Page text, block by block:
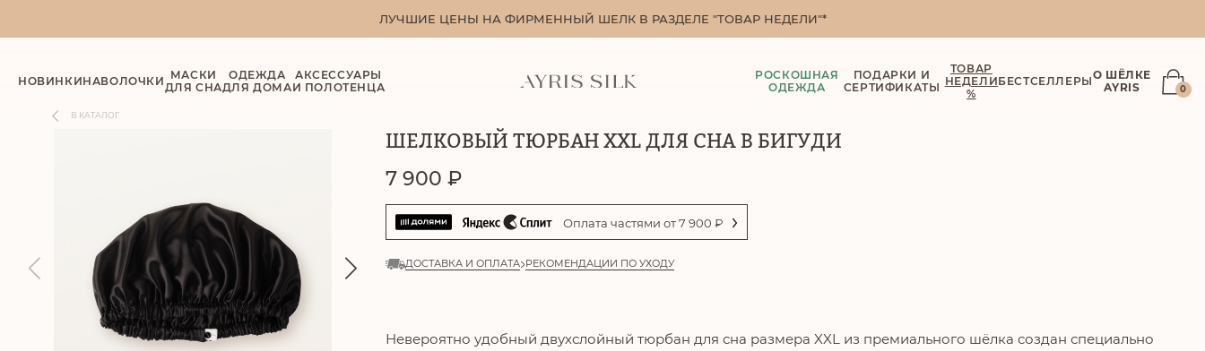
ЛУЧШИЕ ЦЕНЫ НА ФИРМЕННЫЙ ШЕЛК В РАЗДЕЛЕ "ТОВАР НЕДЕЛИ"*
НОВИНКИНАВОЛОЧКИ МАСКИ
ДЛЯ СНА
ОДЕЖДА
ДЛЯ ДОМА
АКСЕССУАРЫ
И ПОЛОТЕНЦА
РОСКОШНАЯ
ОДЕЖДА
ПОДАРКИ И
СЕРТИФИКАТЫ
ТОВАР
НЕДЕЛИ
%
БЕСТСЕЛЛЕРЫО ШЁЛКЕ
AYRIS
0
В КАТАЛОГ
ШЕЛКОВЫЙ ТЮРБАН XXL ДЛЯ СНА В БИГУДИ
7 900 ₽
Оплата частями от7 900 ₽
ДОСТАВКА И ОПЛАТА РЕКОМЕНДАЦИИ ПО УХОДУ
Невероятно удобный двухслойный тюрбан для сна размера XXL из премиального шёлка создан специально